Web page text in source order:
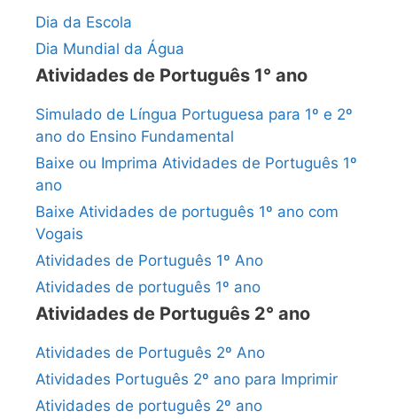
Dia da Escola
Dia Mundial da Água
Atividades de Português 1° ano
Simulado de Língua Portuguesa para 1º e 2º
ano do Ensino Fundamental
Baixe ou Imprima Atividades de Português 1º
ano
Baixe Atividades de português 1º ano com
Vogais
Atividades de Português 1º Ano
Atividades de português 1º ano
Atividades de Português 2° ano
Atividades de Português 2º Ano
Atividades Português 2º ano para Imprimir
Atividades de português 2º ano